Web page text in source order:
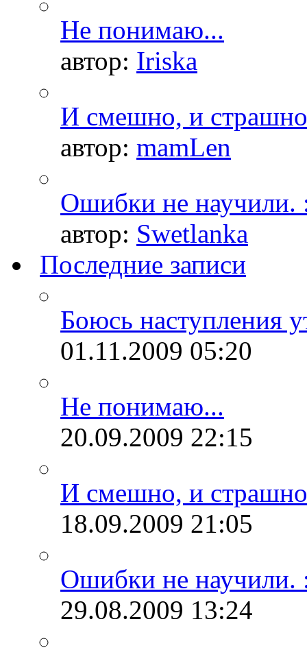
Не понимаю...
автор: Iriska
И смешно, и
автор: mamLen
Ошибки не научили.
автор: Swetlanka
Последние записи
Боюсь наступления
01.11.2009 05:20
Не понимаю...
20.09.2009 22:15
И смешно, и
18.09.2009 21:05
Ошибки не научили.
29.08.2009 13:24